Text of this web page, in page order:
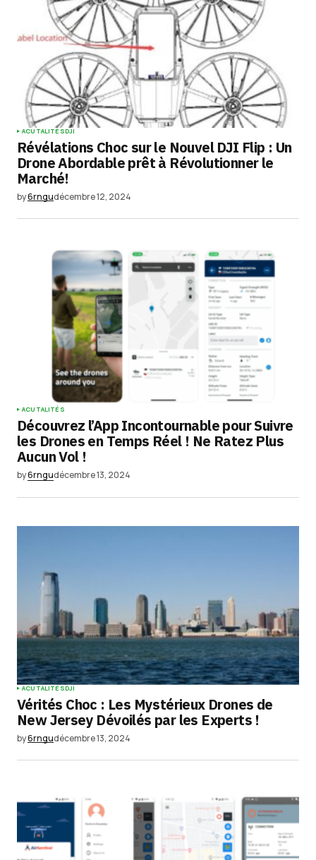
ACUTALITÉSDJI
Révélations Choc sur le Nouvel DJI Flip : Un
Drone Abordable prêt à Révolutionner le
Marché!
by6rngudécembre 12, 2024
ACUTALITÉS
Découvrez l’App Incontournable pour Suivre
les Drones en Temps Réel ! Ne Ratez Plus
Aucun Vol !
by6rngudécembre 13, 2024
ACUTALITÉSDJI
Vérités Choc : Les Mystérieux Drones de
New Jersey Dévoilés par les Experts !
by6rngudécembre 13, 2024